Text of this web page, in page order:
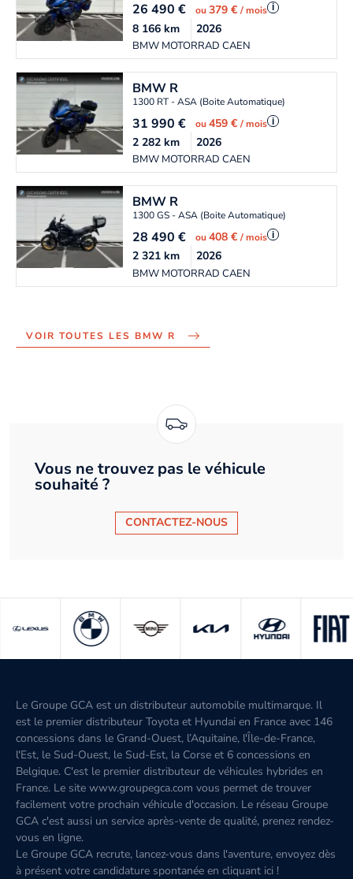
26 490€ ou379 €/ mois i
BMW MOTORRAD CAEN
8 166km 2026
BMW R
1300 RT - ASA (Boite Automatique)
31 990€ ou459 €/ mois i
BMW MOTORRAD CAEN
2 282km 2026
BMW R
1300 GS - ASA (Boite Automatique)
28 490€ ou408 €/ mois i
BMW MOTORRAD CAEN
2 321km 2026
VOIR TOUTES LES BMW R
Vous ne trouvez pas le véhicule
souhaité ?
CONTACTEZ-NOUS
Le Groupe GCA est un distributeur automobile multimarque. Il
est le premier distributeur Toyota et Hyundai en France avec 146
concessions dans le Grand-Ouest, l’Aquitaine, l'Île-de-France,
l'Est, le Sud-Ouest, le Sud-Est, la Corse et 6 concessions en
Belgique. C'est le premier distributeur de véhicules hybrides en
France. Le site www.groupegca.com vous permet de trouver
facilement votre prochain véhicule d'occasion. Le réseau Groupe
GCA c'est aussi un service après-vente de qualité, prenez rendez-
vous en ligne.
Le Groupe GCA recrute, lancez-vous dans l'aventure, envoyez dès
à présent votre candidature spontanée en cliquant ici !